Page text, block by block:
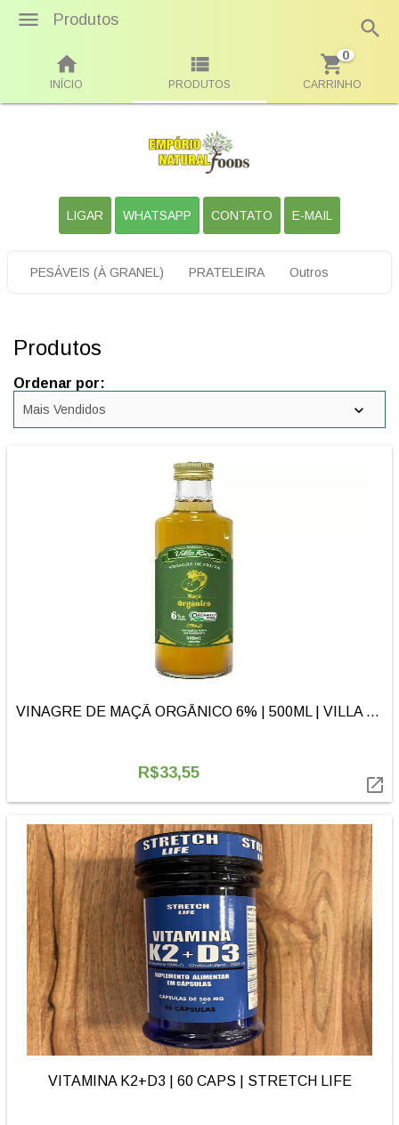
Produtos
INÍCIO PRODUTOS CARRINHO
0
LIGAR WHATSAPP CONTATO E-MAIL
PESÁVEIS (À GRANEL) PRATELEIRA Outros
Produtos
Ordenar por:
VINAGRE DE MAÇÃ ORGÂNICO 6% | 500ML | VILLA RICA
R$33,55

VITAMINA K2+D3 | 60 CAPS | STRETCH LIFE